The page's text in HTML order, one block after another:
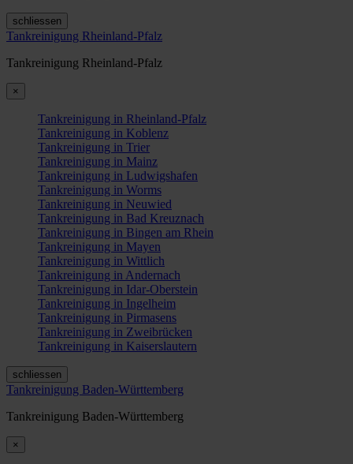
schliessen
Tankreinigung Rheinland-Pfalz
Tankreinigung Rheinland-Pfalz
×
Tankreinigung in Rheinland-Pfalz
Tankreinigung in Koblenz
Tankreinigung in Trier
Tankreinigung in Mainz
Tankreinigung in Ludwigshafen
Tankreinigung in Worms
Tankreinigung in Neuwied
Tankreinigung in Bad Kreuznach
Tankreinigung in Bingen am Rhein
Tankreinigung in Mayen
Tankreinigung in Wittlich
Tankreinigung in Andernach
Tankreinigung in Idar-Oberstein
Tankreinigung in Ingelheim
Tankreinigung in Pirmasens
Tankreinigung in Zweibrücken
Tankreinigung in Kaiserslautern
schliessen
Tankreinigung Baden-Württemberg
Tankreinigung Baden-Württemberg
×